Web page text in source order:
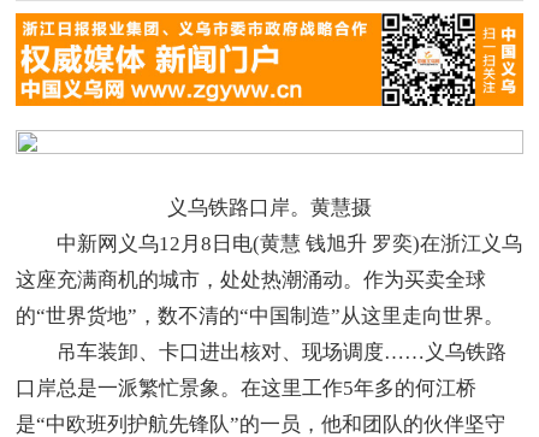
义乌铁路口岸。黄慧摄
中新网义乌12月8日电(黄慧 钱旭升 罗奕)在浙江义乌
这座充满商机的城市，处处热潮涌动。作为买卖全球
的“世界货地”，数不清的“中国制造”从这里走向世界。
吊车装卸、卡口进出核对、现场调度……义乌铁路
口岸总是一派繁忙景象。在这里工作5年多的何江桥
是“中欧班列护航先锋队”的一员，他和团队的伙伴坚守